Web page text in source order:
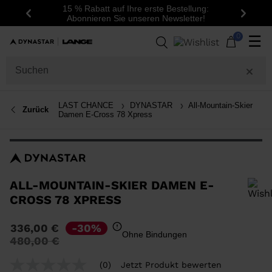
Zurück
15 % Rabatt auf Ihre erste Bestellung:
Abonnieren Sie unseren Newsletter!
0 ☰
Zurück LAST CHANCE DYNASTAR
All-Mountain-Skier
Damen E-Cross 78 Xpress
ALL-MOUNTAIN-SKIER DAMEN E-
CROSS 78 XPRESS
Um ein Produkt zur Wunschliste hinzuzufügen, wählen Sie bitte eine
Größe aus
336,00 €
Preis
480,00 €auf
-30% Ohne Bindungen
(0) Jetzt Produkt bewerten